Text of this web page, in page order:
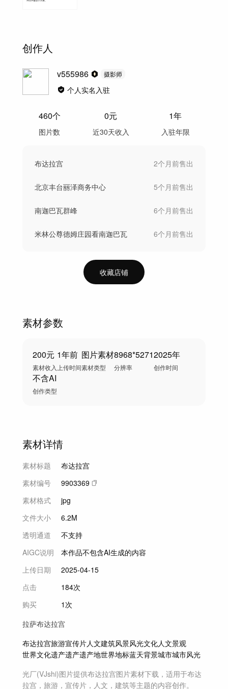
创作人
v555986 摄影师
个人实名入驻
460个
图片数
0元
近30天收入
1年
入驻年限
布达拉宫 2个月前售出
北京丰台丽泽商务中心 5个月前售出
南迦巴瓦群峰 6个月前售出
米林公尊德姆庄园看南迦巴瓦 6个月前售出
收藏店铺
素材参数
200元
素材收入
1年前
上传时间
图片素材
素材类型
8968*5271
分辨率
2025年
创作时间
不含AI
创作类型
素材详情
素材标题
布达拉宫
素材编号
9903369
素材格式
jpg
文件大小
6.2M
透明通道
不支持
AIGC说明
本作品不包含AI生成的内容
上传日期
2025-04-15
点击
184次
购买
1次
拉萨布达拉宫
布达拉宫旅游宣传片人文建筑风景风光文化人文景观
世界文化遗产遗产遗产地世界地标蓝天背景城市城市风光
光厂(VJshi)图片提供布达拉宫图片素材下载，适用于布达
拉宫，旅游，宣传片，人文，建筑等主题的内容创作。